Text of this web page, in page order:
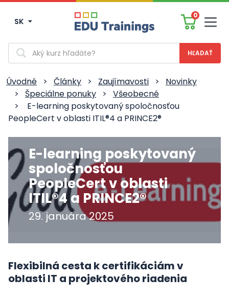
SK
0
Vyhľadávanie
Úvodné > Články > Zaujímavosti >
Novinky
>
Špeciálne ponuky >
Všeobecné
>
E-learning poskytovaný spoločnosťou
PeopleCert v oblasti ITIL®4 a PRINCE2®
E-learning poskytovaný
spoločnosťou
PeopleCert v oblasti
ITIL®4 a PRINCE2®
29. januára 2025
Flexibilná cesta k certifikáciám v
oblasti IT a projektového riadenia